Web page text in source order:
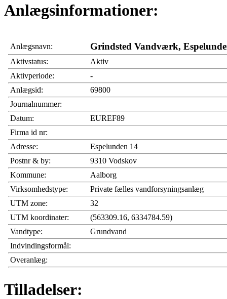
Anlægsinformationer:
Anlægsnavn: Grindsted Vandværk,
Aktivstatus:
Aktiv
Aktivperiode:
-
Anlægsid:
69800
Journalnummer:
Datum:
EUREF89
Firma id nr:
Adresse:
Espelunden 14
Postnr & by:
9310 Vodskov
Kommune:
Aalborg
Virksomhedstype:
Private fælles vandforsyningsanlæg
UTM zone:
32
UTM koordinater:
(563309.16, 6334784.59)
Vandtype:
Grundvand
Indvindingsformål:
Overanlæg:
Tilladelser: